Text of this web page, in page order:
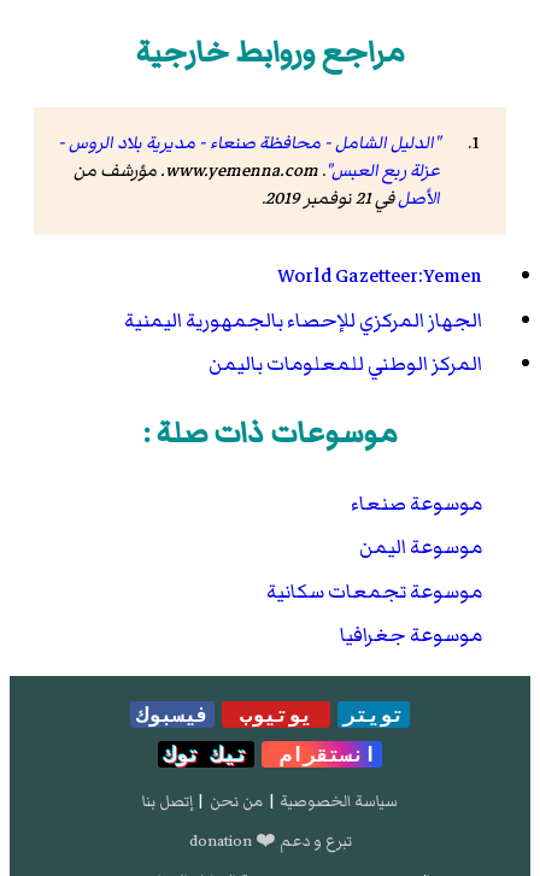
مراجع وروابط خارجية
"الدليل الشامل - محافظة صنعاء - مديرية بلاد الروس -
عزلة ربع العبس".
www.yemenna.com. مؤرشف من
الأصلفي 21 نوفمبر 2019 .
World Gazetteer:Yemen
الجهاز المركزي للإحصاء بالجمهورية اليمنية
المركز الوطني للمعلومات باليمن
موسوعات ذات صلة :
موسوعة صنعاء
موسوعة اليمن
موسوعة تجمعات سكانية
موسوعة جغرافيا
تويتر يوتيوب
فيسبوك
انستقرام
تيك توك
سياسة الخصوصية | من نحن | إتصل بنا
تبرع و دعم ❤️ donation